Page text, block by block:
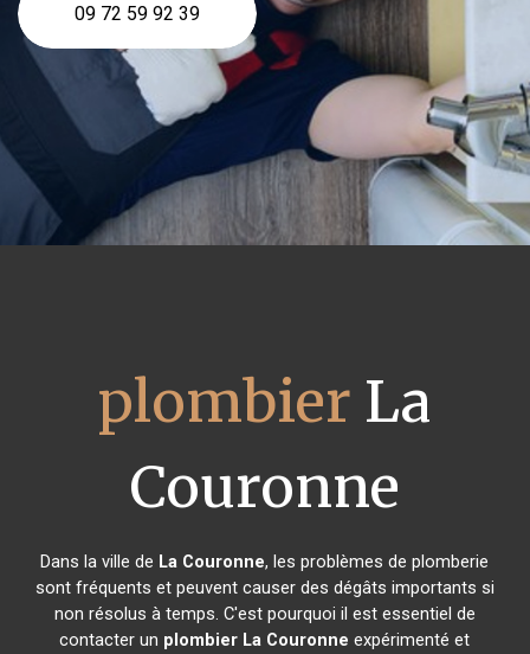
09 72 59 92 39
plombier La
Couronne
Dans la ville de La Couronne, les problèmes de plomberie
sont fréquents et peuvent causer des dégâts importants si
non résolus à temps. C'est pourquoi il est essentiel de
contacter un plombier La Couronne expérimenté et